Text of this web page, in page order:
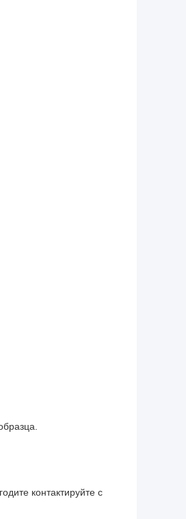
контактируйте с